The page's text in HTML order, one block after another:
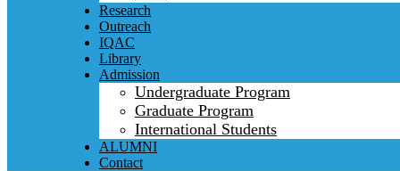
Research
Outreach
IQAC
Library
Admission
Undergraduate Program
Graduate Program
International Students
ALUMNI
Contact